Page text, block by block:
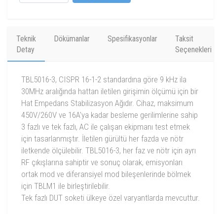
Teknik
Detay
Dökümanlar Spesifikasyonlar
Taksit
Seçenekleri
TBL5016-3, CISPR 16-1-2 standardına göre 9 kHz ila
30MHz aralığında hattan iletilen girişimin ölçümü için bir
Hat Empedans Stabilizasyon Ağıdır. Cihaz, maksimum
450V/260V ve 16A'ya kadar besleme gerilimlerine sahip
3 fazlı ve tek fazlı, AC ile çalışan ekipmanı test etmek
için tasarlanmıştır. İletilen gürültü her fazda ve nötr
iletkende ölçülebilir. TBL5016-3, her faz ve nötr için ayrı
RF çıkışlarına sahiptir ve sonuç olarak, emisyonları
ortak mod ve diferansiyel mod bileşenlerinde bölmek
için TBLM1 ile birleştirilebilir.
Tek fazlı DUT soketi ülkeye özel varyantlarda mevcuttur.